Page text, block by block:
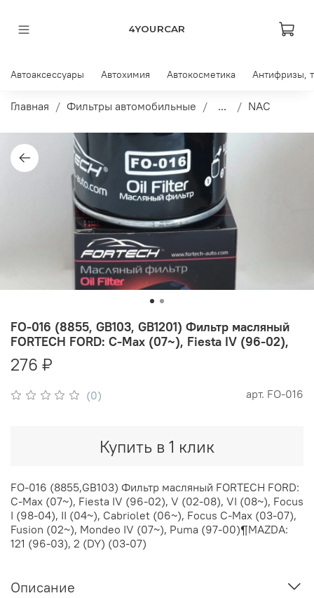
4YOURCAR
Автоаксессуары Автохимия Автокосметика Антифризы,
Главная Фильтры автомобильные ... NAC
(0) арт. FO-016
FO-016 (8855, GB103, GB1201) Фильтр масляный
FORTECH FORD: C-Max (07~), Fiesta IV (96-02),
276 ₽
Купить в 1 клик
FO-016 (8855,GB103) Фильтр масляный FORTECH FORD:
C-Max (07~), Fiesta IV (96-02), V (02-08), VI (08~), Focus
I (98-04), II (04~), Cabriolet (06~), Focus C-Max (03-07),
Fusion (02~), Mondeo IV (07~), Puma (97-00)¶MAZDA:
121 (96-03), 2 (DY) (03-07)
Описание